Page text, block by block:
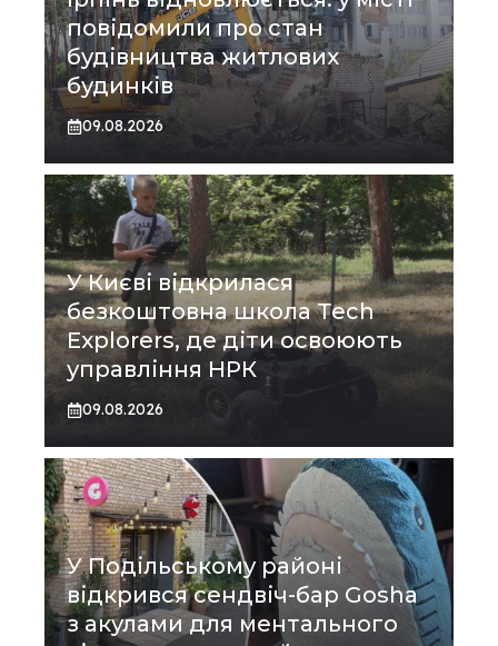
повідомили про стан
будівництва житлових
будинків
09.08.2026
У Києві відкрилася
безкоштовна школа Tech
Explorers, де діти освоюють
управління НРК
09.08.2026
У Подільському районі
відкрився сендвіч-бар Gosha
з акулами для ментального